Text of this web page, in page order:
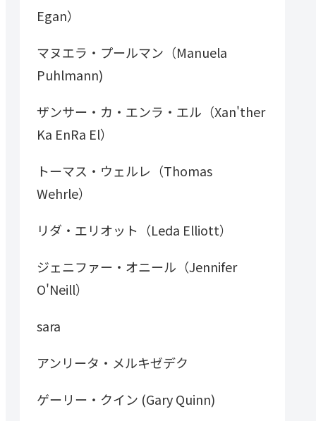
Egan）
マヌエラ・プールマン（Manuela
Puhlmann)
ザンサー・カ・エンラ・エル（Xan'ther
Ka EnRa El）
トーマス・ウェルレ（Thomas
Wehrle）
リダ・エリオット（Leda Elliott）
ジェニファー・オニール（Jennifer
O'Neill）
sara
アンリータ・メルキゼデク
ゲーリー・クイン (Gary Quinn)